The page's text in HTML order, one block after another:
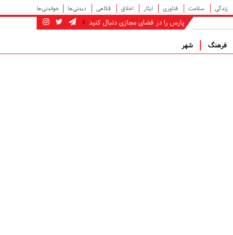
زندگی سلامت فناوری ایثار اخلاق فکاهی دیدنی‌ها خواندنی‌ها
پارس را در فضای مجازی دنبال کنید
فرهنگ شهر